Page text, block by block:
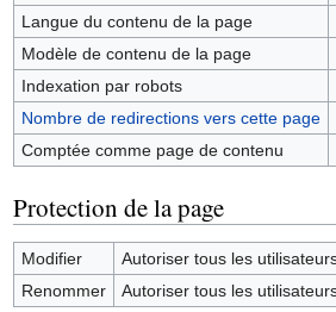
Langue du contenu de la page
Modèle de contenu de la page
Indexation par robots
Nombre de redirections vers cette page
Comptée comme page de contenu
Protection de la page
Modifier
Autoriser tous les
Renommer
Autoriser tous les